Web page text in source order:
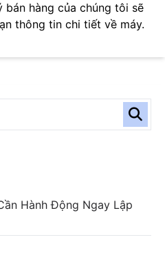
Hành Động Ngay Lập
hàng của chúng tôi sẽ
thông tin chi tiết về máy.